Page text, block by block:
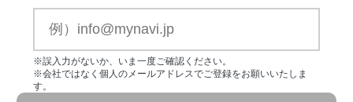
※誤入力がないか、いま一度ご確認ください。
※会社ではなく個人のメールアドレスでご登録をお願いいたしま
す。